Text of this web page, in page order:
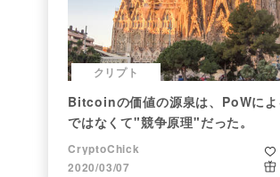
クリプト
Bitcoinの価値の源泉は、PoWによ
ではなくて"競争原理"だった。
CryptoChick
2020/03/07